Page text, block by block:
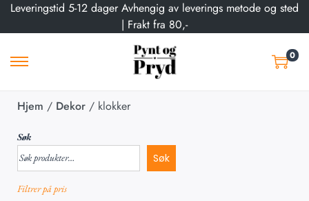
Leveringstid 5-12 dager Avhengig av leverings metode og sted
| Frakt fra 80,-
0
Hjem / Dekor / klokker
Søk
Søk
Filtrer på pris